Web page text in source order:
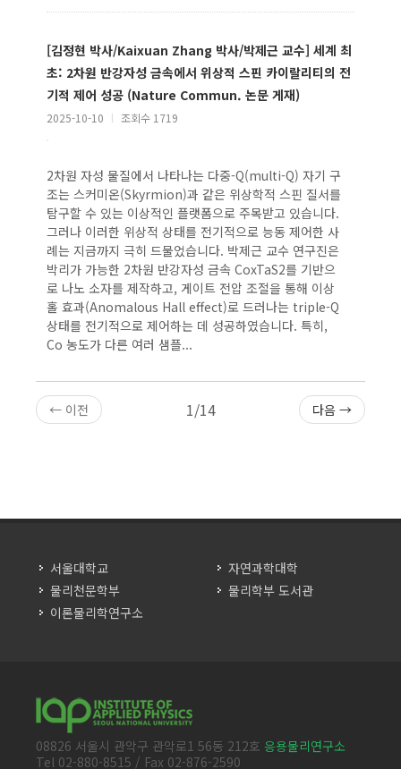
[김정현 박사/Kaixuan Zhang 박사/박제근 교수] 세계 최
초: 2차원 반강자성 금속에서 위상적 스핀 카이랄리티의 전
기적 제어 성공 (Nature Commun. 논문 게재)
2025-10-10 l 조회수 1719
2차원 자성 물질에서 나타나는 다중-Q(multi-Q) 자기 구
조는 스커미온(Skyrmion)과 같은 위상학적 스핀 질서를
탐구할 수 있는 이상적인 플랫폼으로 주목받고 있습니다.
그러나 이러한 위상적 상태를 전기적으로 능동 제어한 사
례는 지금까지 극히 드물었습니다. 박제근 교수 연구진은
박리가 가능한 2차원 반강자성 금속 CoxTaS2를 기반으
로 나노 소자를 제작하고, 게이트 전압 조절을 통해 이상
홀 효과(Anomalous Hall effect)로 드러나는 triple-Q
상태를 전기적으로 제어하는 데 성공하였습니다. 특히,
Co 농도가 다른 여러 샘플...
← 이전 1/14 다음 →
서울대학교
자연과학대학
물리천문학부
물리학부 도서관
이론물리학연구소
08826 서울시 관악구 관악로1 56동 212호 응용물리연구소
Tel 02-880-8515 / Fax 02-876-2590